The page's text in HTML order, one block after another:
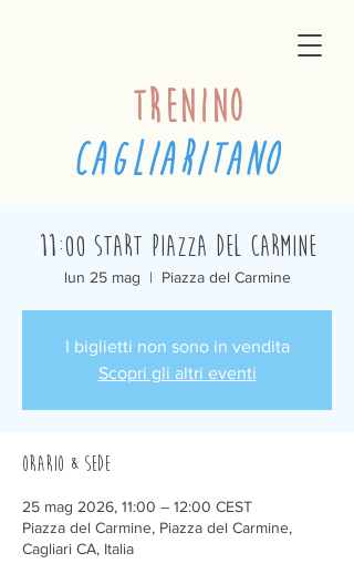
trenino
cagliaritano
11:00 Start Piazza del Carmine
lun 25 mag
  |
Piazza del Carmine
I biglietti non sono in vendita
Scopri gli altri eventi
Orario & Sede
25 mag 2026, 11:00 – 12:00 CEST
Piazza del Carmine, Piazza del Carmine,
Cagliari CA, Italia